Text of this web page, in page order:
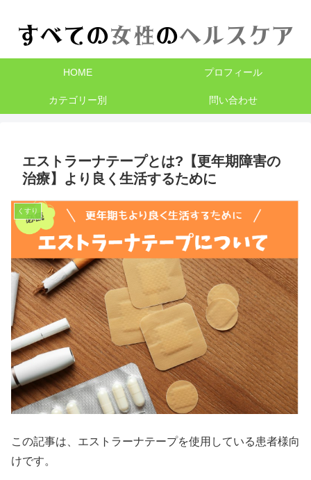
HOME プロフィール
カテゴリー別 問い合わせ
エストラーナテープとは?【更年期障害の
治療】より良く生活するために
くすり
この記事は、エストラーナテープを使用している患者様向
けです。